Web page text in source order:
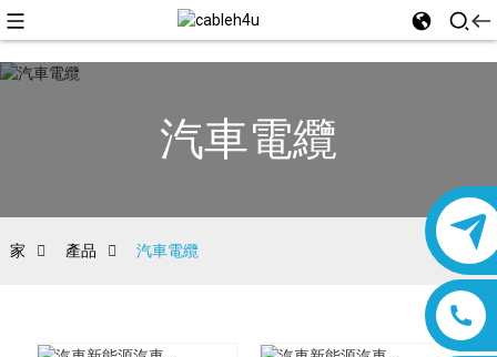
汽車電纜
家 產品 汽車電纜